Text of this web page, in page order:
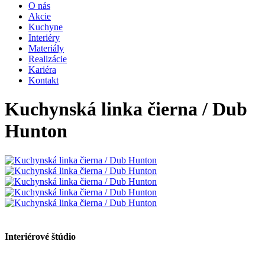
O nás
Akcie
Kuchyne
Interiéry
Materiály
Realizácie
Kariéra
Kontakt
Kuchynská linka čierna / Dub
Hunton
Interiérové štúdio